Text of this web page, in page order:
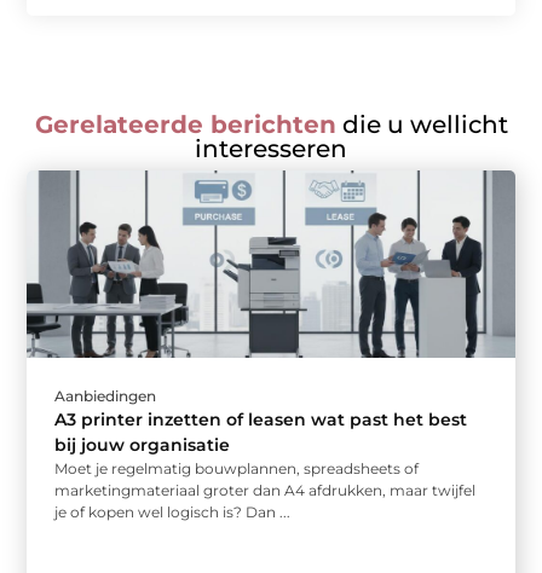
Gerelateerde berichten die u wellicht
interesseren
Aanbiedingen
A3 printer inzetten of leasen wat past het best
bij jouw organisatie
Moet je regelmatig bouwplannen, spreadsheets of
marketingmateriaal groter dan A4 afdrukken, maar twijfel
je of kopen wel logisch is? Dan ...